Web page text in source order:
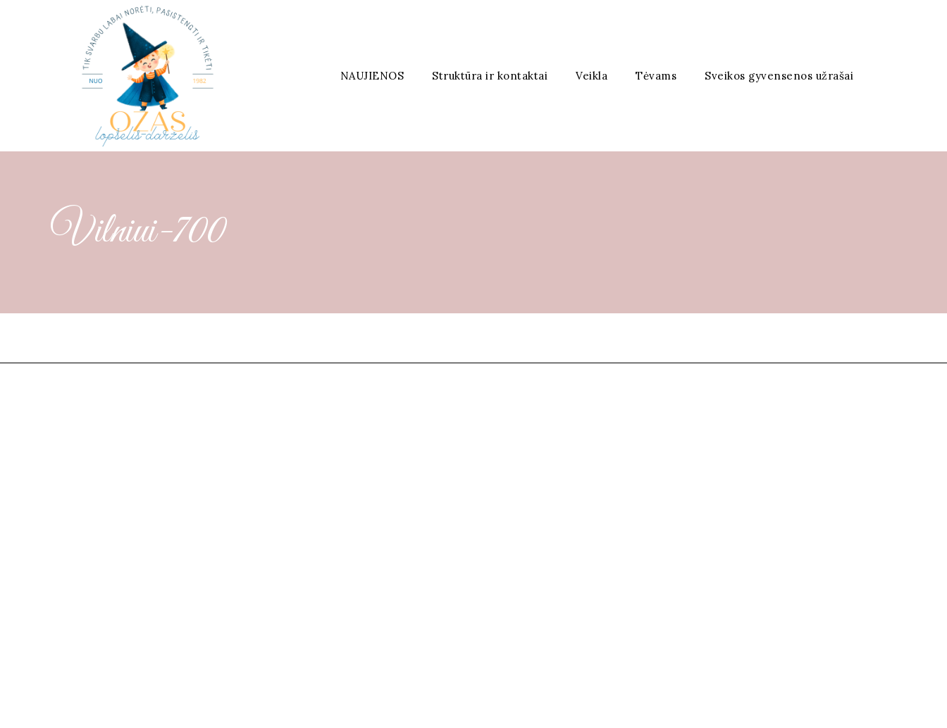
NAUJIENOS Struktūra ir kontaktai Veikla Tėvams Sveikos gyvensenos užrašai
Vilniui-700